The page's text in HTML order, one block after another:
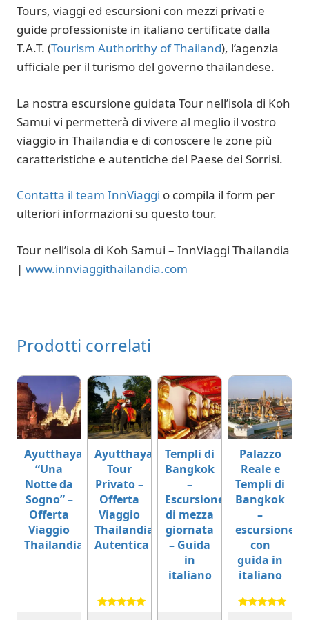
Tours, viaggi ed escursioni con mezzi privati e
guide professioniste in italiano certificate dalla
T.A.T. (Tourism Authorithy of Thailand), l’agenzia
ufficiale per il turismo del governo thailandese.
La nostra escursione guidata Tour nell’isola di Koh
Samui vi permetterà di vivere al meglio il vostro
viaggio in Thailandia e di conoscere le zone più
caratteristiche e autentiche del Paese dei Sorrisi.
Contatta il team InnViaggi o compila il form per
ulteriori informazioni su questo tour.
Tour nell’isola di Koh Samui – InnViaggi Thailandia
| www.innviaggithailandia.com
Prodotti correlati
Ayutthaya
“Una
Notte da
Sogno” –
Offerta
Viaggio
Thailandia
Ayutthaya
Tour
Privato –
Offerta
Viaggio
Thailandia
Autentica
Templi di
Bangkok
–
Escursione
di mezza
giornata
– Guida
in
italiano
Palazzo
Reale e
Templi di
Bangkok
–
escursione
con
guida in
italiano